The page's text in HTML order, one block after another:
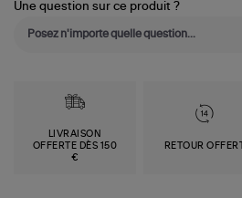
Une question sur ce produit ?
LIVRAISON
OFFERTE DÈS 150
€
RETOUR OFFERT